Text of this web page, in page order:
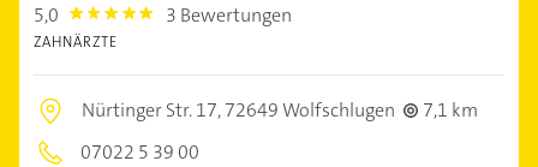
5,0 5.0 3 Bewertungen
ZAHNÄRZTE
Nürtinger Str. 17,72649 Wolfschlugen
7,1 km
07022 5 39 00